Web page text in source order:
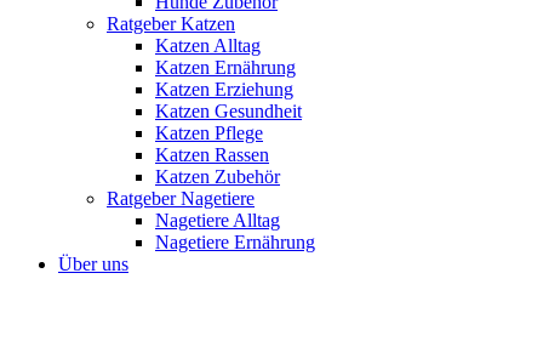
Ratgeber Katzen
Katzen Alltag
Katzen Ernährung
Katzen Erziehung
Katzen Gesundheit
Katzen Pflege
Katzen Rassen
Katzen Zubehör
Ratgeber Nagetiere
Nagetiere Alltag
Nagetiere Ernährung
Über uns